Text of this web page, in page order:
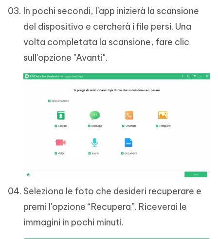
In pochi secondi, l'app inizierà la scansione
del dispositivo e cercherà i file persi. Una
volta completata la scansione, fare clic
sull'opzione "Avanti".
Seleziona le foto che desideri recuperare e
premi l'opzione “Recupera”. Riceverai le
immagini in pochi minuti.